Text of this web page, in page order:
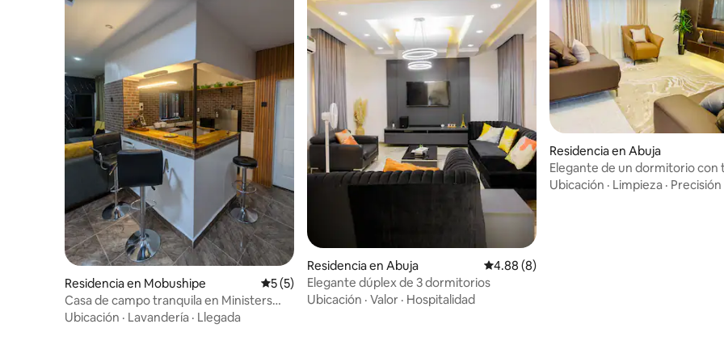
Residencia en Mobushipe Calificación promedio: 5 de 5; 5 evaluaciones
5 (5)
Casa de campo tranquila en Ministers
Quarters
Ubicación · Lavandería · Llegada
Residencia en Abuja Calificación promedio: 4.88 de 5; 8
4.88 (8)
Elegante dúplex de 3 dormitorios
Ubicación · Valor · Hospitalidad
Residencia en Abuja
Elegante de un dormitorio con
moderno
Ubicación · Limpieza · Precisión